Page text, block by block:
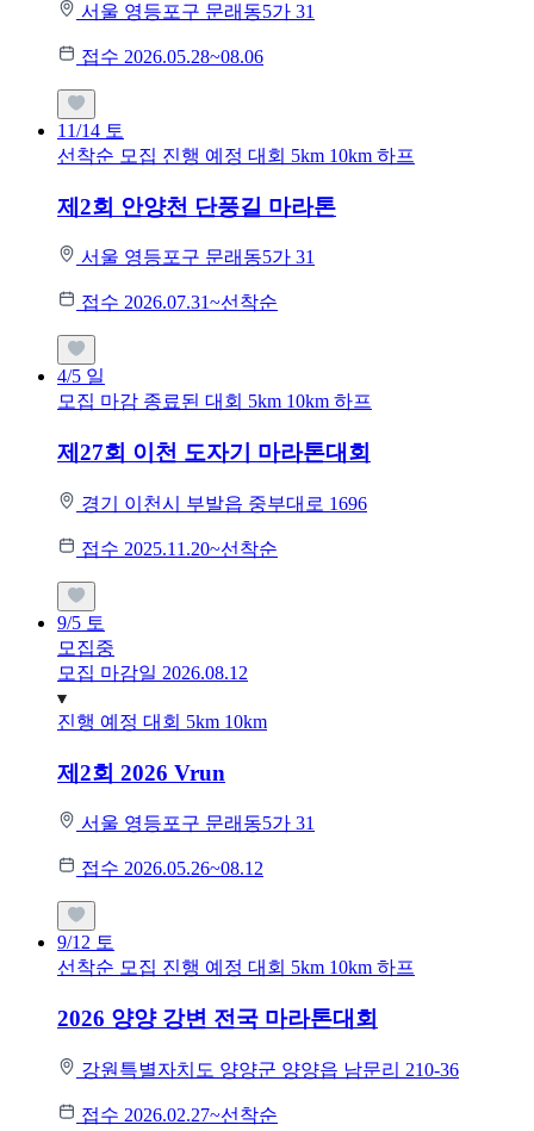
서울 영등포구 문래동5가 31
접수 2026.05.28~08.06
11/14 토
선착순 모집 진행 예정 대회 5km 10km 하프
제2회 안양천 단풍길 마라톤
서울 영등포구 문래동5가 31
접수 2026.07.31~선착순
4/5 일
모집 마감 종료된 대회 5km 10km 하프
제27회 이천 도자기 마라톤대회
경기 이천시 부발읍 중부대로 1696
접수 2025.11.20~선착순
9/5 토
모집중
모집 마감일 2026.08.12
진행 예정 대회 5km 10km
제2회 2026 Vrun
서울 영등포구 문래동5가 31
접수 2026.05.26~08.12
9/12 토
선착순 모집 진행 예정 대회 5km 10km 하프
2026 양양 강변 전국 마라톤대회
강원특별자치도 양양군 양양읍 남문리 210-36
접수 2026.02.27~선착순